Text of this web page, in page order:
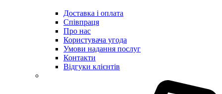
Доставка і оплата
Співпраця
Про нас
Користувача угода
Умови надання послуг
Контакти
Відгуки клієнтів